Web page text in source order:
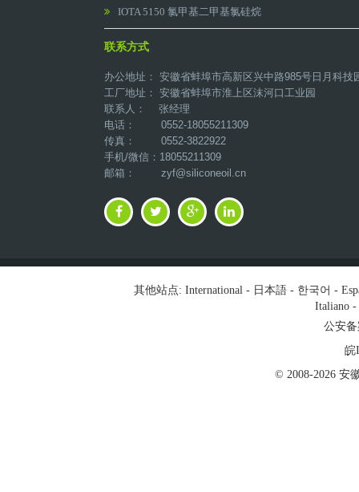
IOTA 5150 氯甲基二甲基氯硅烷
联系方式
办公地址： 安徽省蚌埠市高新区兴中路985号日月科技
工厂地址： 安徽省蚌埠市淮上区沫河口工业园
联系人： 张经理
电话： 0552-18055211309
传真： 0552-3822922
手机/微信：18055211309
邮箱： zyf@siliconeoil.cn
其他站点: International- 日本語- 한국어 -
Italiano-
公安备
皖
© 2008-2026 安